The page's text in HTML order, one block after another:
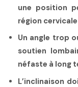
une position
région
Un angle trop
soutien
néfaste à long
L’inclinaison